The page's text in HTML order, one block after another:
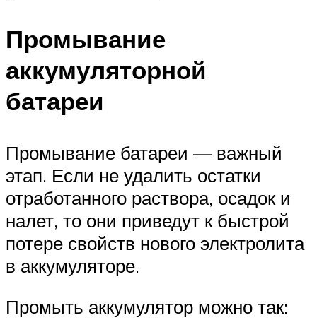
Промывание
аккумуляторной
батареи
Промывание батареи — важный
этап. Если не удалить остатки
отработанного раствора, осадок и
налет, то они приведут к быстрой
потере свойств нового электролита
в аккумуляторе.
Промыть аккумулятор можно так: